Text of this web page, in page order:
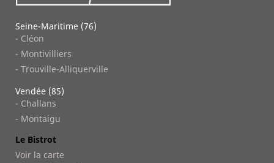
Seine-Maritime (76)
- Cléon
- Montivilliers
- Trouville-Alliquerville
Vendée (85)
- Challans
- Montaigu
Le Bistrot
Voir la carte